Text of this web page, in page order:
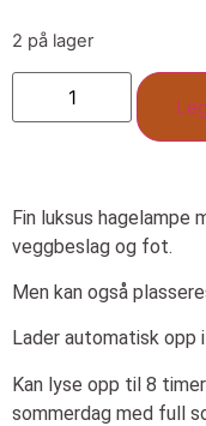
2 på lager
Fin luksus hagelampe
veggbeslag og fot.
Men kan også
Lader automatisk opp
Kan lyse opp til 8
sommerdag med full